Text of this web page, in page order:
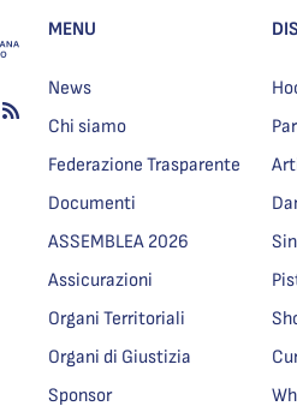
MENU
News
Chi siamo
Federazione Trasparente
Documenti
ASSEMBLEA 2026
Assicurazioni
Organi Territoriali
Organi di Giustizia
Sponsor